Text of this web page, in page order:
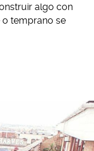
algo con
o temprano se